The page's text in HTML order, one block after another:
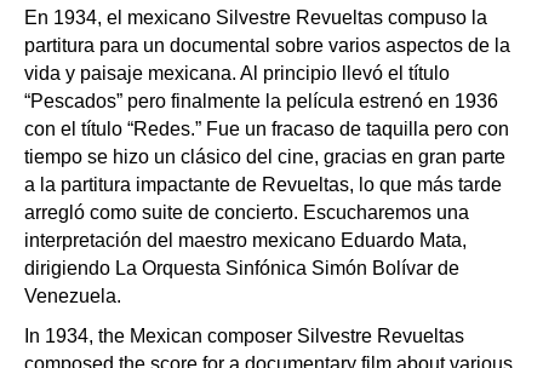
En 1934, el mexicano Silvestre Revueltas compuso la
partitura para un documental sobre varios aspectos de la
vida y paisaje mexicana. Al principio llevó el título
“Pescados” pero finalmente la película estrenó en 1936
con el título “Redes.” Fue un fracaso de taquilla pero con
tiempo se hizo un clásico del cine, gracias en gran parte
a la partitura impactante de Revueltas, lo que más tarde
arregló como suite de concierto. Escucharemos una
interpretación del maestro mexicano Eduardo Mata,
dirigiendo La Orquesta Sinfónica Simón Bolívar de
Venezuela.
In 1934, the Mexican composer Silvestre Revueltas
composed the score for a documentary film about various